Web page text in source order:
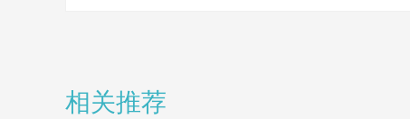
相关推荐